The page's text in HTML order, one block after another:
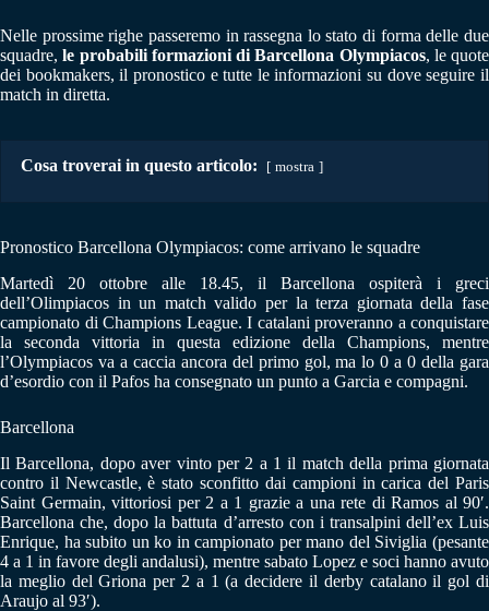
Nelle prossime righe passeremo in rassegna lo stato di forma delle due
squadre,le probabili formazioni di Barcellona Olympiacos, le quote
dei bookmakers, il pronostico e tutte le informazioni su dove seguire il
match in diretta.
Cosa troverai in questo articolo: mostra
Pronostico Barcellona Olympiacos: come arrivano le squadre
Martedì 20 ottobre alle 18.45, il Barcellona ospiterà i greci
dell’Olimpiacos in un match valido per la terza giornata della fase
campionato di Champions League. I catalani proveranno a conquistare
la seconda vittoria in questa edizione della Champions, mentre
l’Olympiacos va a caccia ancora del primo gol, ma lo 0 a 0 della gara
d’esordio con il Pafos ha consegnato un punto a Garcia e compagni.
Barcellona
Il Barcellona, dopo aver vinto per 2 a 1 il match della prima giornata
contro il Newcastle, è stato sconfitto dai campioni in carica del Paris
Saint Germain, vittoriosi per 2 a 1 grazie a una rete di Ramos al 90′.
Barcellona che, dopo la battuta d’arresto con i transalpini dell’ex Luis
Enrique, ha subito un ko in campionato per mano del Siviglia (pesante
4 a 1 in favore degli andalusi), mentre sabato Lopez e soci hanno avuto
la meglio del Griona per 2 a 1 (a decidere il derby catalano il gol di
Araujo al 93′).